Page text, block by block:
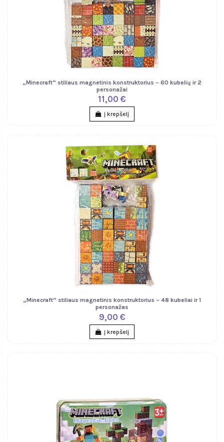
„Minecraft“ stiliaus magnetinis konstruktorius – 60 kubelių ir 2
personažai
11,00 €
Į krepšelį
„Minecraft“ stiliaus magnetinis konstruktorius – 48 kubeliai ir 1
personažas
9,00 €
Į krepšelį